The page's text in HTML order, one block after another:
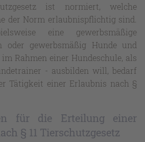
ist normiert, welche
der Norm erlaubnispflichtig sind.
eine gewerbsmäßige
oder gewerbsmäßig Hunde und
Rahmen einer Hundeschule, als
- ausbilden will, bedarf
Tätigkeit einer Erlaubnis nach §
für die Erteilung einer
§ 11 Tierschutzgesetz